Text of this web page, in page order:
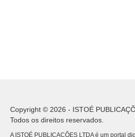
Copyright © 2026 - ISTOÉ
Todos os direitos reservados.
A ISTOÉ PUBLICAÇÕES LTDA é um portal